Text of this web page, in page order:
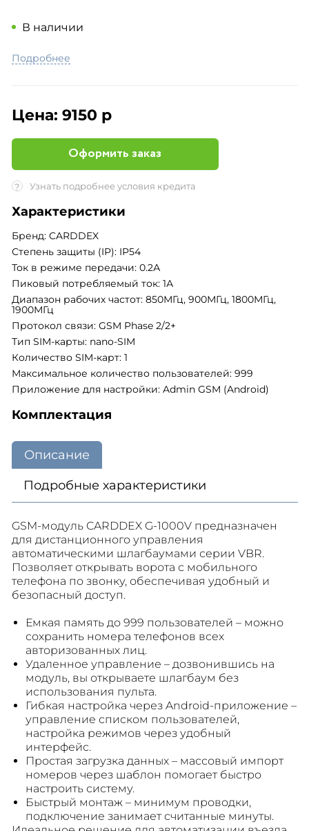
В наличии
Подробнее
Цена: 9150 р
Оформить заказ
? Узнать подробнее условия кредита
Характеристики
Бренд: CARDDEX
Степень защиты (IP): IP54
Ток в режиме передачи: 0.2А
Пиковый потребляемый ток: 1А
Диапазон рабочих частот: 850МГц, 900МГц, 1800МГц,
1900МГц
Протокол связи: GSM Phase 2/2+
Тип SIM-карты: nano-SIM
Количество SIM-карт: 1
Максимальное количество пользователей: 999
Приложение для настройки: Admin GSM (Android)
Комплектация
Описание
Подробные характеристики
GSM-модуль CARDDEX G-1000V предназначен
для дистанционного управления
автоматическими шлагбаумами серии VBR.
Позволяет открывать ворота с мобильного
телефона по звонку, обеспечивая удобный и
безопасный доступ.
Емкая память до 999 пользователей – можно
сохранить номера телефонов всех
авторизованных лиц.
Удаленное управление – дозвонившись на
модуль, вы открываете шлагбаум без
использования пульта.
Гибкая настройка через Android-приложение –
управление списком пользователей,
настройка режимов через удобный
интерфейс.
Простая загрузка данных – массовый импорт
номеров через шаблон помогает быстро
настроить систему.
Быстрый монтаж – минимум проводки,
подключение занимает считанные минуты.